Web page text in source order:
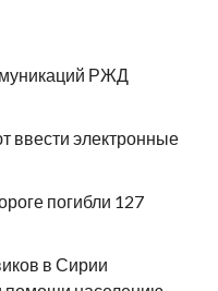
РЖД
ввести электронные
погибли 127
в Сирии